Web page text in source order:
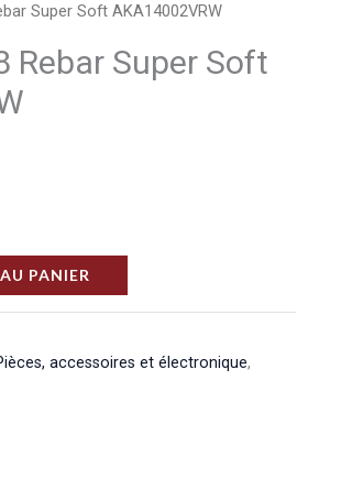
Super Soft AKA14002VRW
Rebar Super Soft
PANIER
accessoires et électronique,